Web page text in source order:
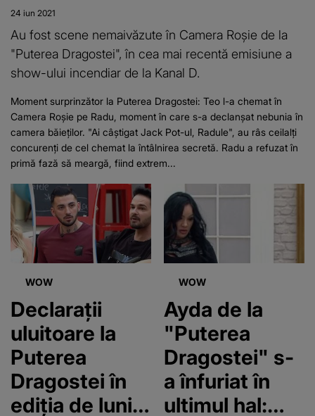
24 iun 2021
Au fost scene nemaivăzute în Camera Roșie de la
"Puterea Dragostei", în cea mai recentă emisiune a
show-ului incendiar de la Kanal D.
Moment surprinzător la Puterea Dragostei: Teo l-a chemat în
Camera Roșie pe Radu, moment în care s-a declanșat nebunia în
camera băieților. "Ai câștigat Jack Pot-ul, Radule", au râs ceilalți
concurenți de cel chemat la întâlnirea secretă. Radu a refuzat în
primă fază să meargă, fiind extrem...
WOW
Declarații
uluitoare la
Puterea
Dragostei în
ediția de luni:
WOW
Ayda de la
"Puterea
Dragostei" s-
a înfuriat în
ultimul hal: